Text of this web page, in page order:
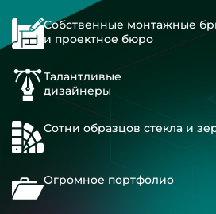
Собственные монтажные
и проектное бюро
Талантливые
дизайнеры
Сотни образцов стекла и
Огромное портфолио